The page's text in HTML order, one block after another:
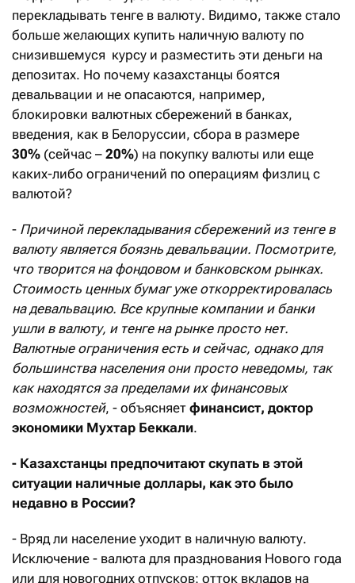
перекладывать тенге в валюту. Видимо, также стало
больше желающих купить наличную валюту по
снизившемуся курсу и разместить эти деньги на
депозитах. Но почему казахстанцы боятся
девальвации и не опасаются, например,
блокировки валютных сбережений в банках,
введения, как в Белоруссии, сбора в размере
30% (сейчас – 20%) на покупку валюты или еще
каких-либо ограничений по операциям физлиц с
валютой?
- Причиной перекладывания сбережений из тенге в
валюту является боязнь девальвации. Посмотрите,
что творится на фондовом и банковском рынках.
Стоимость ценных бумаг уже откорректировалась
на девальвацию. Все крупные компании и банки
ушли в валюту, и тенге на рынке просто нет.
Валютные ограничения есть и сейчас, однако для
большинства населения они просто неведомы, так
как находятся за пределами их финансовых
возможностей, - объясняет финансист, доктор
экономики Мухтар Беккали.
- Казахстанцы предпочитают скупать в этой
ситуации наличные доллары, как это было
недавно в России?
- Вряд ли население уходит в наличную валюту.
Исключение - валюта для празднования Нового года
или для новогодних отпусков: отток вкладов на